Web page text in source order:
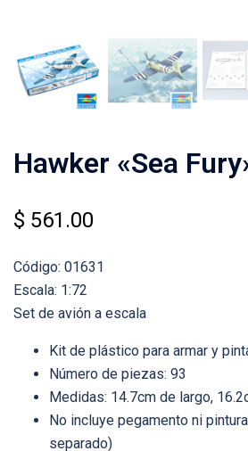
Hawker «Sea
$ 561.00
Código: 01631
Escala: 1:72
Set de avión a escala
Kit de plástico para armar y
Número de piezas: 93
Medidas: 14.7cm de largo,
No incluye pegamento ni
separado)